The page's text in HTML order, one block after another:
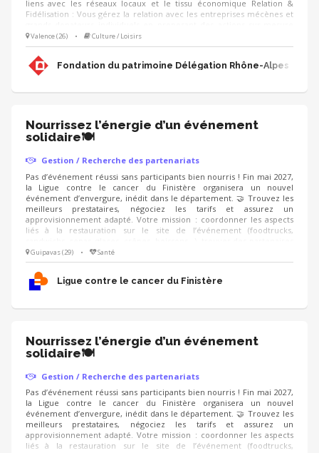
liens avec les réseaux locaux et le tissu économique Relation &
Fidélisation : Vous gérez la relation avec les entreprises mécènes et
(visites privées, événements, rencontres, animation du club de
mécènes). Accompagnement de projets : Vous proposez aux
mécènes les projets de sauvegarde du patrimoine à soutenir et
déployez les campagnes d'appels aux dons (IFI, Noël).
Valence (26) • Culture / Loisirs
Fondation du patrimoine Délégation Rhône-Alpes
Nourrissez l’énergie d’un événement
solidaire🍽️
Gestion / Recherche des partenariats
Pas d’événement réussi sans participants bien nourris ! Fin mai 2027,
la Ligue contre le cancer du Finistère organisera un nouvel
événement d’envergure, inédit dans le département. 🤝 Trouvez les
meilleurs prestataires, négociez les tarifs et assurez un
approvisionnement adapté. Votre mission : coordonner les aspects
liés à la restauration sur le site de l’événement (foodtrucks,
pour obtenir des dons en nature, et proposer une offre conviviale,
accessible et équilibrée. On recherche : un·e négociateur·rice
organisé·e, qui aime le contact avec les commerçants et sait gérer les
stocks 📋
Guipavas (29) • Santé
Ligue contre le cancer du Finistère
Nourrissez l’énergie d’un événement
solidaire🍽️
Gestion / Recherche des partenariats
Pas d’événement réussi sans participants bien nourris ! Fin mai 2027,
la Ligue contre le cancer du Finistère organisera un nouvel
événement d’envergure, inédit dans le département. 🤝 Trouvez les
meilleurs prestataires, négociez les tarifs et assurez un
approvisionnement adapté. Votre mission : coordonner les aspects
liés à la restauration sur le site de l’événement (foodtrucks,